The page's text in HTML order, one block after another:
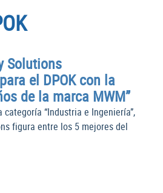
Solutions
el DPOK con la
de la marca MWM”
“Industria e Ingeniería”,
figura entre los 5 mejores del